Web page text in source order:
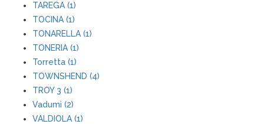
TAREGA (1)
TOCINA (1)
TONARELLA (1)
TONERIA (1)
Torretta (1)
TOWNSHEND (4)
TROY 3 (1)
Vadumi (2)
VALDIOLA (1)